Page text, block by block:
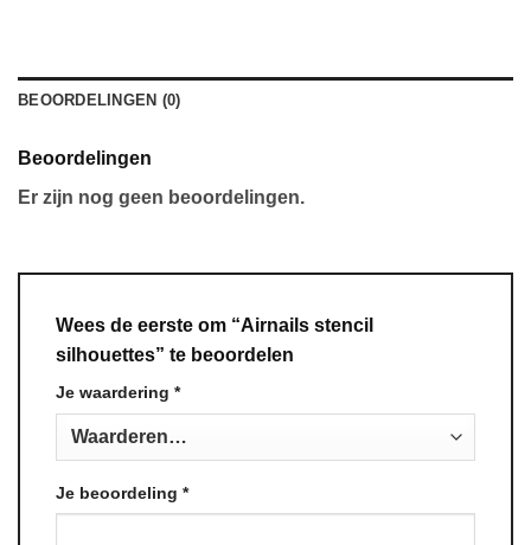
BEOORDELINGEN (0)
Beoordelingen
Er zijn nog geen beoordelingen.
Wees de eerste om “Airnails stencil
silhouettes” te beoordelen
Je waardering *
Je beoordeling *